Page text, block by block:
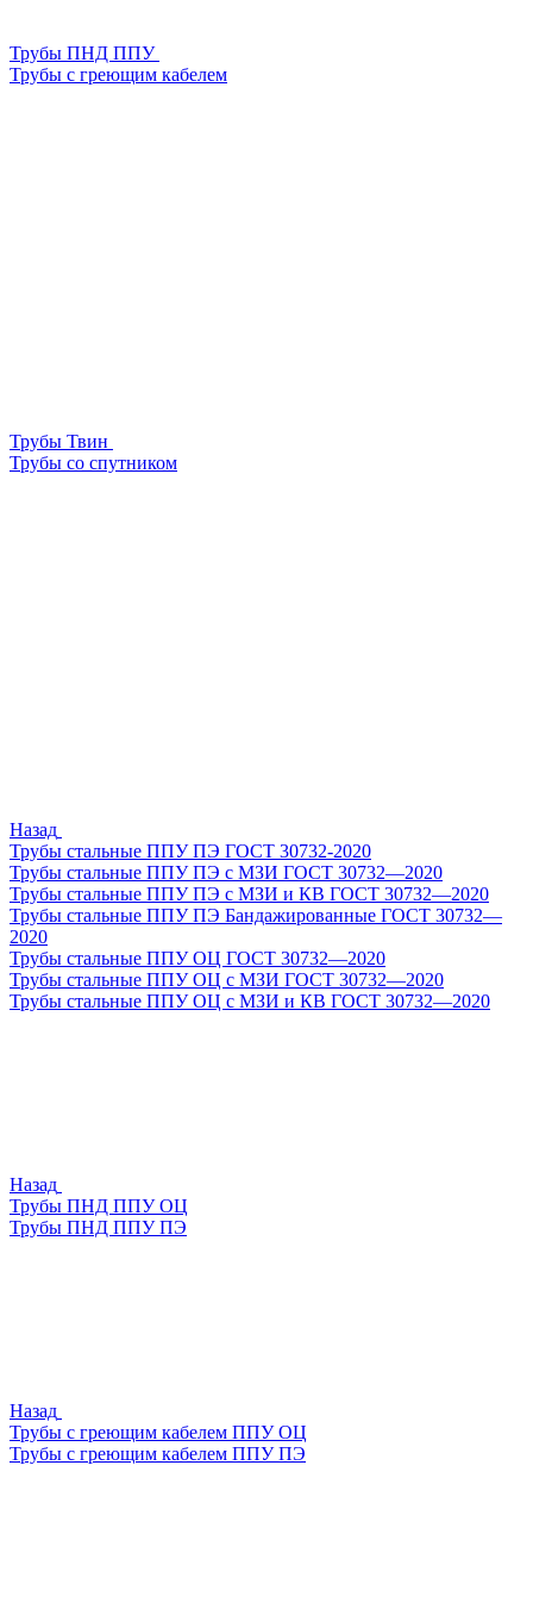
Трубы ПНД ППУ
Трубы с греющим кабелем
Трубы Твин
Трубы со спутником
Назад
Трубы стальные ППУ ПЭ ГОСТ 30732-2020
Трубы стальные ППУ ПЭ с МЗИ ГОСТ 30732—2020
Трубы стальные ППУ ПЭ с МЗИ и КВ ГОСТ 30732—2020
Трубы стальные ППУ ПЭ Бандажированные ГОСТ 30732—
2020
Трубы стальные ППУ ОЦ ГОСТ 30732—2020
Трубы стальные ППУ ОЦ с МЗИ ГОСТ 30732—2020
Трубы стальные ППУ ОЦ с МЗИ и КВ ГОСТ 30732—2020
Назад
Трубы ПНД ППУ ОЦ
Трубы ПНД ППУ ПЭ
Назад
Трубы с греющим кабелем ППУ ОЦ
Трубы с греющим кабелем ППУ ПЭ